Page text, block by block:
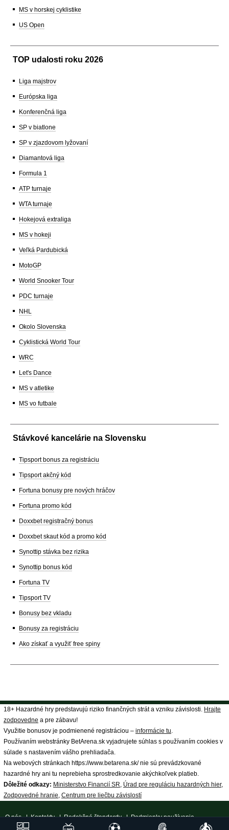
MS v horskej cyklistike
US Open
TOP udalosti roku 2026
Liga majstrov
Európska liga
Konferenčná liga
SP v biatlone
SP v zjazdovom lyžovaní
Diamantová liga
Formula 1
ATP turnaje
WTA turnaje
Hokejová extraliga
MS v hokeji
Veľká Pardubická
MotoGP
World Snooker Tour
PDC turnaje
NHL
Okolo Slovenska
Cyklistická World Tour
WRC
Let's Dance
MS v atletike
MS vo futbale
Stávkové kancelárie na Slovensku
Tipsport bonus za registráciu
Tipsport akčný kód
Fortuna bonusy pre nových hráčov
Fortuna promo kód
Doxxbet registračný bonus
Doxxbet skaut kód a promo kód
Synottip stávka bez rizika
Synottip bonus kód
Fortuna TV
Tipsport TV
Bonusy bez vkladu
Bonusy za registráciu
Ako získať a využiť free spiny
18+ Hazardné hry predstavujú riziko finančných strát a vzniku závislosti. Hrajte
zodpovedne a pre zábavu!
Využitie bonusov je podmienené registráciou – informácie tu
Používaním webstránky BetArena.sk vyjadrujete súhlas s používaním cookies v
súlade s nastavením vášho prehliadača.
Na webových stránkach https://www.betarena.sk/ nie sú prevádzkované
hazardné hry ani tu neprebieha sprostredkovanie akýchkoľvek platieb.
Dôležité odkazy: Ministerstvo Financií SR Úrad pre reguláciu hazardných hier,
Zodpovedné hranie Centrum pre liečbu závislostí
O nás|Kontakty|Redakčné štandardy|Podmienky používania